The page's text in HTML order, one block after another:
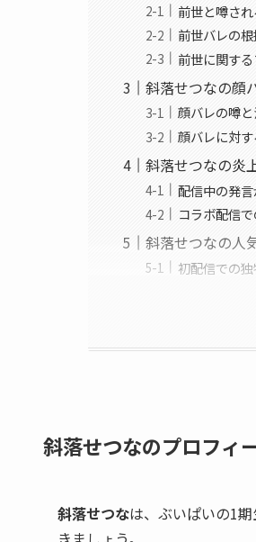
前世と噂さ
前世バレの
前世に関す
斜落せつなの顔
顔バレの噂
顔バレに対
斜落せつなの炎
配信中の発
コラボ配信
斜落せつなの人
初配信での
斜落せつなのプロフィ
斜落せつなは、ぶいぱいの1